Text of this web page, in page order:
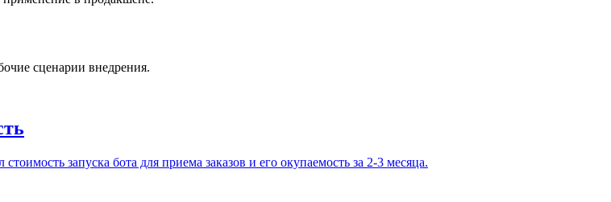
сценарии внедрения.
запуска бота для приема заказов и его окупаемость за 2-3 месяца.